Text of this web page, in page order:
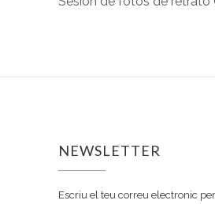
NEWSLETTER
Escriu el teu correu electronic